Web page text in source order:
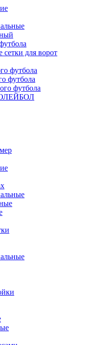
для ворот
футбола
футбола
футбола